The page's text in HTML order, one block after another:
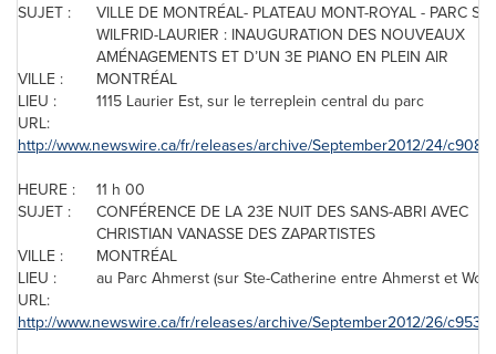
SUJET :
VILLE DE MONTRÉAL- PLATEAU MONT-ROYAL - PARC
WILFRID-LAURIER : INAUGURATION DES NOUVEAUX
AMÉNAGEMENTS ET D’UN 3E PIANO EN PLEIN AIR
VILLE :
MONTRÉAL
LIEU :
1115 Laurier Est, sur le terreplein central du parc
URL:
http://www.newswire.ca/fr/releases/archive/September2012/24/
HEURE :
11 h 00
SUJET :
CONFÉRENCE DE LA 23E NUIT DES SANS-ABRI AVEC
CHRISTIAN VANASSE DES ZAPARTISTES
VILLE :
MONTRÉAL
LIEU :
au Parc Ahmerst (sur Ste-Catherine entre Ahmerst et
URL:
http://www.newswire.ca/fr/releases/archive/September2012/26/